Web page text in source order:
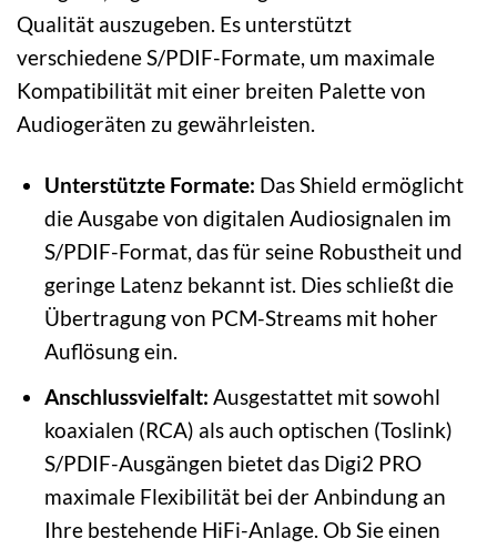
Qualität auszugeben. Es unterstützt
verschiedene S/PDIF-Formate, um maximale
Kompatibilität mit einer breiten Palette von
Audiogeräten zu gewährleisten.
Unterstützte Formate: Das Shield ermöglicht
die Ausgabe von digitalen Audiosignalen im
S/PDIF-Format, das für seine Robustheit und
geringe Latenz bekannt ist. Dies schließt die
Übertragung von PCM-Streams mit hoher
Auflösung ein.
Anschlussvielfalt: Ausgestattet mit sowohl
koaxialen (RCA) als auch optischen (Toslink)
S/PDIF-Ausgängen bietet das Digi2 PRO
maximale Flexibilität bei der Anbindung an
Ihre bestehende HiFi-Anlage. Ob Sie einen